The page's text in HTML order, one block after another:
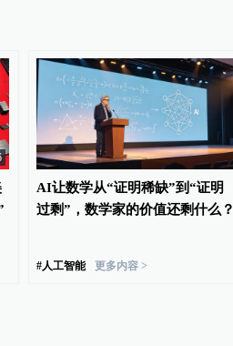
AI让数学从“证明稀缺”到“证明
过剩”，数学家的价值还剩什么？
#人工智能 更多内容 >